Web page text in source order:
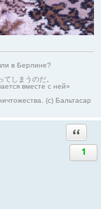
в Берлине?
しまうのだ。
вместе с ней»
(с) Бальтасар
1